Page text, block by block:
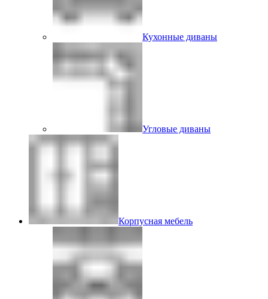
Кухонные диваны
Угловые диваны
Корпусная мебель